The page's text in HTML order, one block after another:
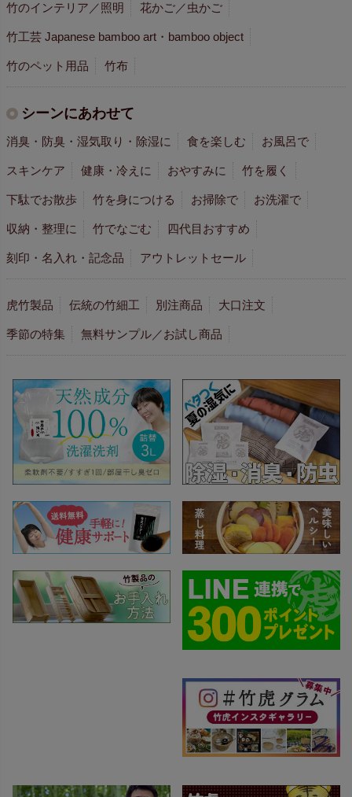
竹のインテリア／照明 花かご／虫かご
竹工芸 Japanese bamboo art・bamboo object
竹のペット用品 竹布
シーンにあわせて
消臭・防臭・湿気取り・除湿に 食を楽しむ お風呂で
スキンケア 健康・冷えに おやすみに 竹を履く
下駄でお散歩 竹を身につける お掃除で お洗濯で
収納・整理に 竹でなごむ 四代目おすすめ
刻印・名入れ・記念品 アウトレットセール
虎竹製品 伝統の竹細工 別注商品 大口注文
季節の特集 無料サンプル／お試し商品